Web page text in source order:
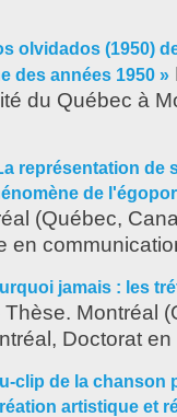
olvidados (1950)
des années 1950 »
du Québec à
représentation de
de
(Québec,
en
jamais : les
Thèse. Montréal
Doctorat
clip de la chanson
artistique et